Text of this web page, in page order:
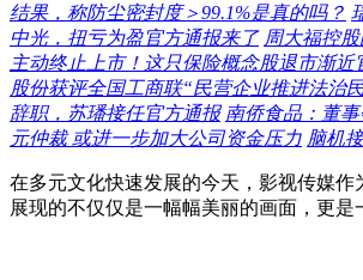
结果，称防尘密封度＞99.1%是真的吗？
中光，扭亏为盈官方通报来了 周大福控
主动终止上市！这只保险概念股退市渐近
股份获评全国工商联“民营企业推进法治
辞职，苏璠接任官方通报 南侨食品：董
元仲裁 或进一步加大公司资金压力 脑机
在多元文化快速发展的今天，影视传媒
展现的不仅仅是一幅幅美丽的画面，更是